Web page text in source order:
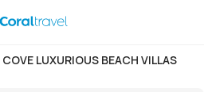
COVE LUXURIOUS BEACH VILLAS